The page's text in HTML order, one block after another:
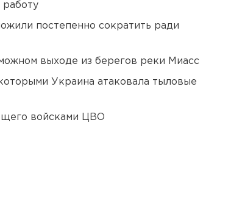
постепенно сократить ради
выходе из берегов реки Миасс
Украина атаковала тыловые
войсками ЦВО